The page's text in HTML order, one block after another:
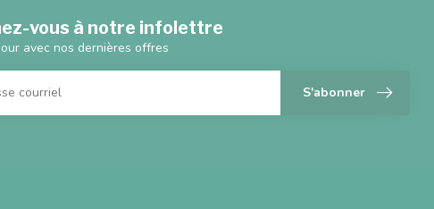
vous à notre infolettre
avec nos dernières offres
S'abonner